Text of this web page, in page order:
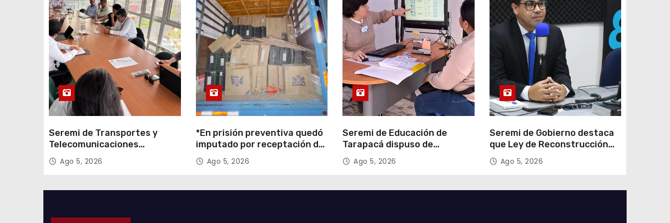
t
r
a
d
a
s
Seremi de Transportes y
Telecomunicaciones
encabezó primera mesa de
coordinación para el retiro de
Ago 5, 2026
*En prisión preventiva quedó
imputado por receptación de
cigarrillos avaluados en
$1.600 millones*
Ago 5, 2026
Seremi de Educación de
Tarapacá dispuso de
facilitadores para apoyar
proceso de Admisión Escolar
Ago 5, 2026
Seremi de Gobierno destaca
que Ley de Reconstrucción
Nacional impulsará la
inversión y el empleo en
Ago 5, 2026